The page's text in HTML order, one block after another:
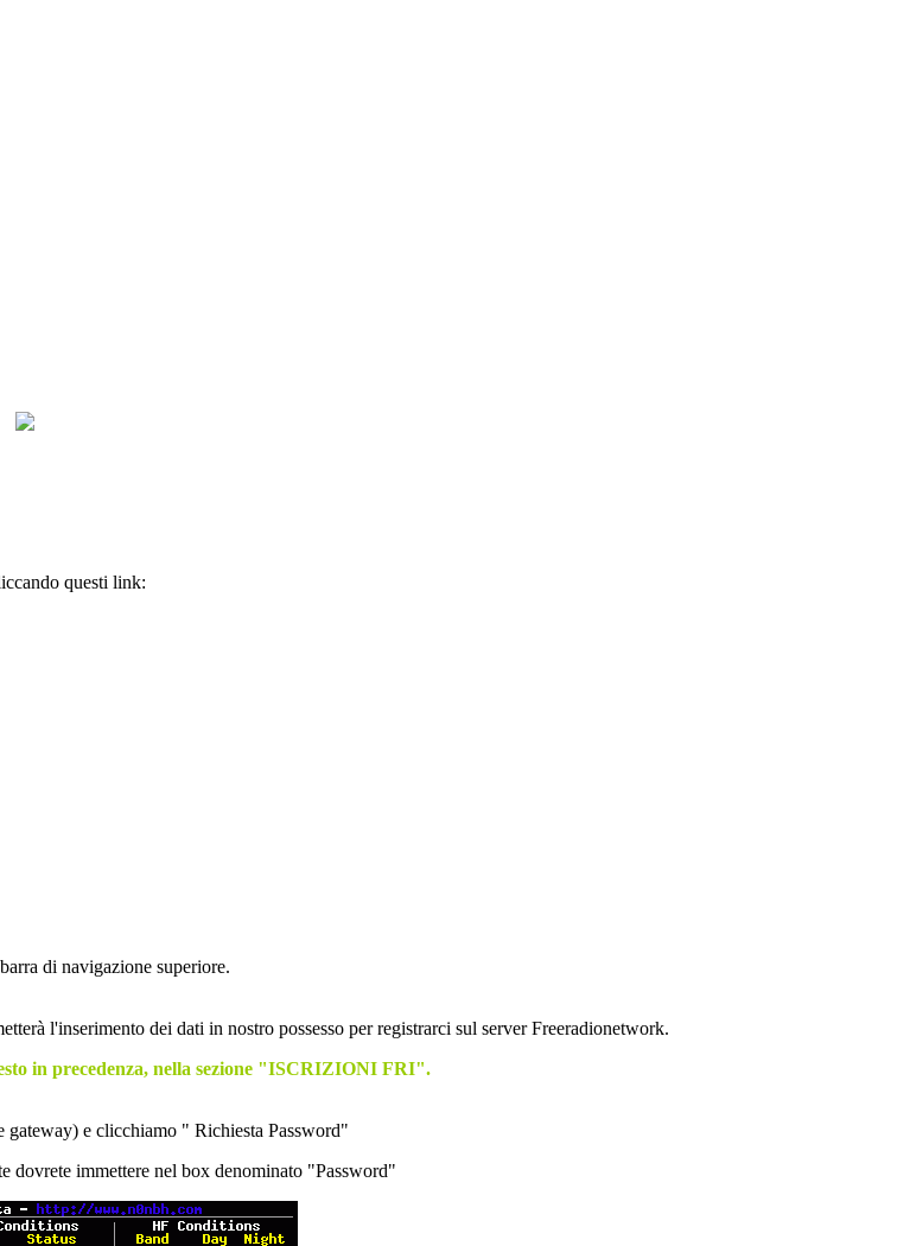
questi link:
di navigazione superiore.
l'inserimento dei dati in nostro possesso per registrarci sul server Freeradionetwork.
in precedenza, nella sezione "ISCRIZIONI FRI".
e clicchiamo " Richiesta Password"
dovrete immettere nel box denominato "Password"